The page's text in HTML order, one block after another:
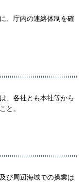
、庁内の連絡体制を確
、各社とも本社等から
と。
び周辺海域での操業は